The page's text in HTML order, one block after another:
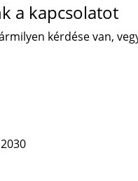
a kapcsolatot
kérdése van,